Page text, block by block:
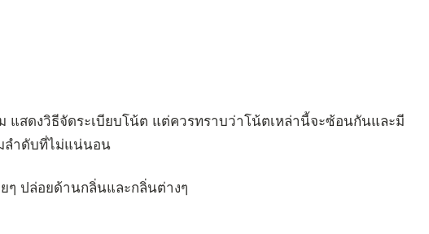
สดงวิธีจัดระเบียบโน้ต แต่ควรทราบว่าโน้ตเหล่านี้จะซ้อนกันและมี
ลำดับที่ไม่แน่นอน
ๆ ปล่อยด้านกลิ่นและกลิ่นต่างๆ